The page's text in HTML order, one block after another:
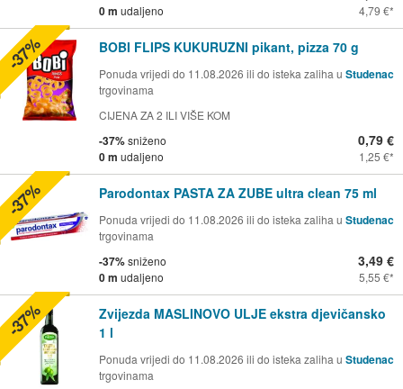
0 m udaljeno 4,79 €
BOBI FLIPS KUKURUZNI pikant, pizza 70 g
Ponuda vrijedi do 11.08.2026 ili do isteka zaliha u Studenac
trgovinama
CIJENA ZA 2 ILI VIŠE KOM
-37%sniženo
0 m udaljeno
0,79 €
1,25 €
-37%
Parodontax PASTA ZA ZUBE ultra clean 75 ml
Ponuda vrijedi do 11.08.2026 ili do isteka zaliha u Studenac
trgovinama
-37%sniženo
0 m udaljeno
3,49 €
5,55 €
-37%
Zvijezda MASLINOVO ULJE ekstra djevičansko
1 l
Ponuda vrijedi do 11.08.2026 ili do isteka zaliha u Studenac
trgovinama
-37%